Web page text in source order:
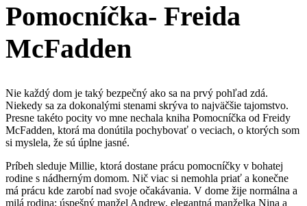
Pomocníčka- Freida
McFadden
Nie každý dom je taký bezpečný ako sa na prvý pohľad zdá.
Niekedy sa za dokonalými stenami skrýva to najväčšie tajomstvo.
Presne takéto pocity vo mne nechala kniha Pomocníčka od Freidy
McFadden, ktorá ma donútila pochybovať o veciach, o ktorých som
si myslela, že sú úplne jasné.
Príbeh sleduje Millie, ktorá dostane prácu pomocníčky v bohatej
rodine s nádherným domom. Nič viac si nemohla priať a konečne
má prácu kde zarobí nad svoje očakávania. V dome žije normálna a
milá rodina: úspešný manžel Andrew, elegantná manželka Nina a